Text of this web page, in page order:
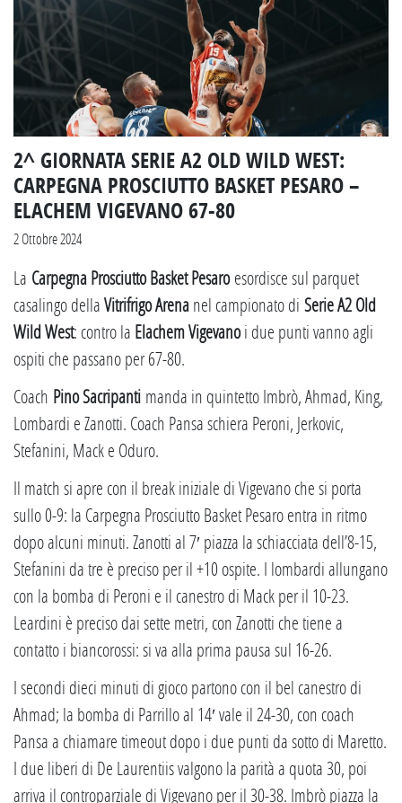
2^ GIORNATA SERIE A2 OLD WILD WEST:
CARPEGNA PROSCIUTTO BASKET PESARO –
ELACHEM VIGEVANO 67-80
2 Ottobre 2024
La Carpegna Prosciutto Basket Pesaroesordisce sul parquet
casalingo dellaVitrifrigo Arena nel campionato di Serie A2 Old
Wild West: contro la Elachem Vigevanoi due punti vanno agli
ospiti che passano per 67-80.
Coach Pino Sacripanti manda in quintetto Imbrò, Ahmad, King,
Lombardi e Zanotti. Coach Pansa schiera Peroni, Jerkovic,
Stefanini, Mack e Oduro.
Il match si apre con il break iniziale di Vigevano che si porta
sullo 0-9: la Carpegna Prosciutto Basket Pesaro entra in ritmo
dopo alcuni minuti. Zanotti al 7′ piazza la schiacciata dell’8-15,
Stefanini da tre è preciso per il +10 ospite. I lombardi allungano
con la bomba di Peroni e il canestro di Mack per il 10-23.
Leardini è preciso dai sette metri, con Zanotti che tiene a
contatto i biancorossi: si va alla prima pausa sul 16-26.
I secondi dieci minuti di gioco partono con il bel canestro di
Ahmad; la bomba di Parrillo al 14′ vale il 24-30, con coach
Pansa a chiamare timeout dopo i due punti da sotto di Maretto.
I due liberi di De Laurentiis valgono la parità a quota 30, poi
arriva il controparziale di Vigevano per il 30-38. Imbrò piazza la